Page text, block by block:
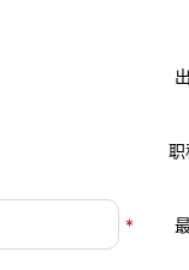
职
*